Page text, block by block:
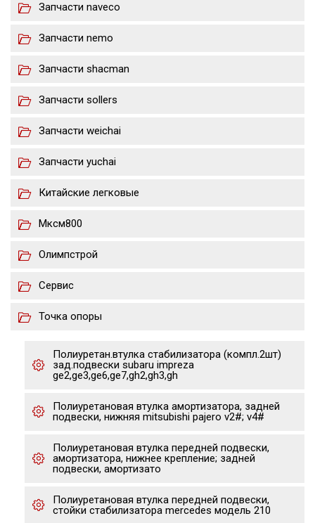
Запчасти naveco
Запчасти nemo
Запчасти shacman
Запчасти sollers
Запчасти weichai
Запчасти yuchai
Китайские легковые
Мксм800
Олимпстрой
Сервис
Точка опоры
Полиуретан.втулка стабилизатора (компл.2шт)
зад.подвески subaru impreza
ge2,ge3,ge6,ge7,gh2,gh3,gh
Полиуретановая втулка амортизатора, задней
подвески, нижняя mitsubishi pajero v2#; v4#
Полиуретановая втулка передней подвески,
амортизатора, нижнее крепление; задней
подвески, амортизато
Полиуретановая втулка передней подвески,
стойки стабилизатора mercedes модель 210